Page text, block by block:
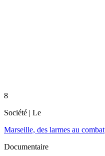
8
Société | Le
Marseille, des larmes au combat
Documentaire